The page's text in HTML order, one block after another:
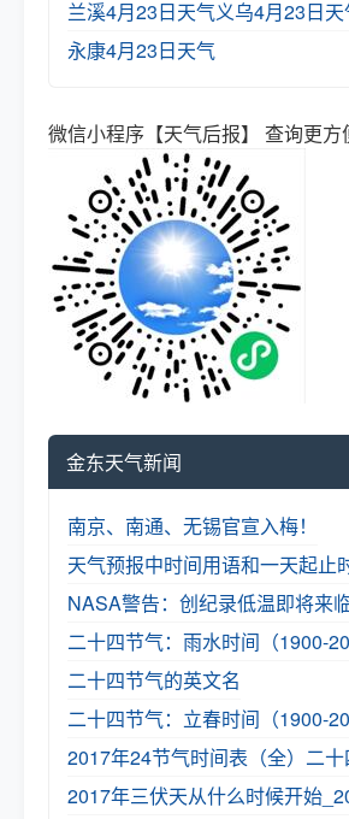
兰溪4月23日天气义乌4月23日
永康4月23日天气
微信小程序【天气后报】 查询更方
金东天气新闻
南京、南通、无锡官宣入梅！
天气预报中时间用语和一天起止
NASA警告：创纪录低温即将来
二十四节气：雨水时间（1900-
二十四节气的英文名
二十四节气：立春时间（1900-
2017年24节气时间表（全） 二
2017年三伏天从什么时候开始